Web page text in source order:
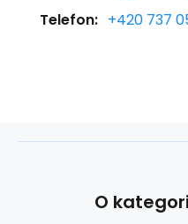
Telefon: +420 737
O